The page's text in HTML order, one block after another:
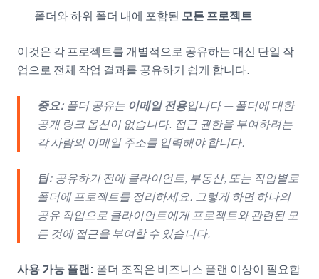
폴더와 하위 폴더 내에 포함된 모든 프로젝트
이것은 각 프로젝트를 개별적으로 공유하는 대신 단일 작
업으로 전체 작업 결과를 공유하기 쉽게 합니다.
중요: 폴더 공유는 이메일 전용입니다 — 폴더에 대한
공개 링크 옵션이 없습니다. 접근 권한을 부여하려는
각 사람의 이메일 주소를 입력해야 합니다.
팁: 공유하기 전에 클라이언트, 부동산, 또는 작업별로
폴더에 프로젝트를 정리하세요. 그렇게 하면 하나의
공유 작업으로 클라이언트에게 프로젝트와 관련된 모
든 것에 접근을 부여할 수 있습니다.
사용 가능 플랜: 폴더 조직은 비즈니스 플랜 이상이 필요합